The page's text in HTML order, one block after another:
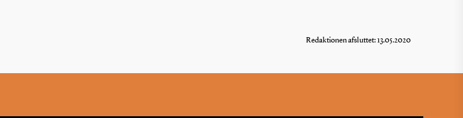
Redaktionen afsluttet: 13.05.2020